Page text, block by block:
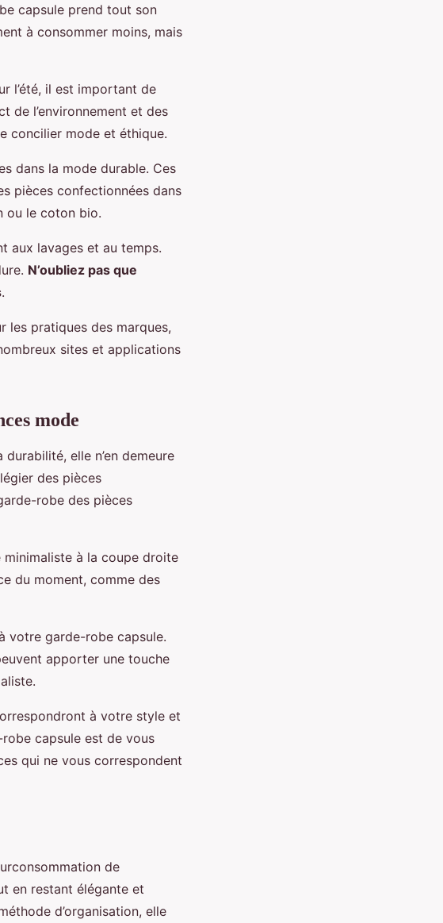
capsule prend tout son
à consommer moins, mais
l’été, il est important de
de l’environnement et des
concilier mode et éthique.
dans la mode durable. Ces
pièces confectionnées dans
ou le coton bio.
aux lavages et au temps.
N’oubliez pas que
.
les pratiques des marques,
sites et applications
mode
elle n’en demeure
des pièces
robe des pièces
à la coupe droite
du moment, comme des
votre garde-robe capsule.
apporter une touche
à votre style et
capsule est de vous
qui ne vous correspondent
de
en restant élégante et
d’organisation, elle